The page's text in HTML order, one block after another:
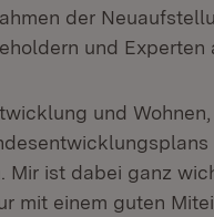
der
und Experten
und
Mir ist dabei ganz
mit einem guten